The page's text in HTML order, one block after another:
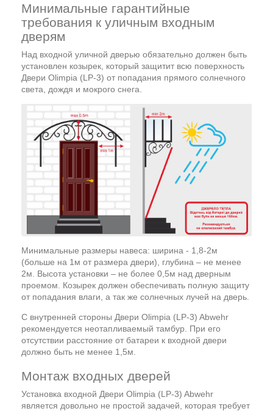
Минимальные гарантийные
требования к уличным входным
дверям
Над входной уличной дверью обязательно должен быть
установлен козырек, который защитит всю поверхность
Двери Olimpia (LP-3) от попадания прямого солнечного
света, дождя и мокрого снега.
Минимальные размеры навеса: ширина - 1,8-2м
(больше на 1м от размера двери), глубина – не менее
2м. Высота установки – не более 0,5м над дверным
проемом. Козырек должен обеспечивать полную защиту
от попадания влаги, а так же солнечных лучей на дверь.
С внутренней стороны Двери Olimpia (LP-3) Abwehr
рекомендуется неотапливаемый тамбур. При его
отсутствии расстояние от батареи к входной двери
должно быть не менее 1,5м.
Монтаж входных дверей
Установка входной Двери Olimpia (LP-3) Abwehr
является довольно не простой задачей, которая требует